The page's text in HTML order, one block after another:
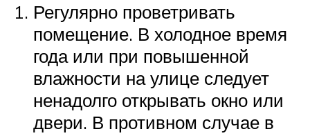
Регулярно проветривать
помещение. В холодное время
года или при повышенной
влажности на улице следует
ненадолго открывать окно или
двери. В противном случае в